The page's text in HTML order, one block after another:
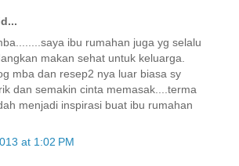
ibu rumahan juga yg selalu
makan sehat untuk keluarga.
mba dan resep2 nya luar biasa sy
dan semakin cinta memasak....terma
menjadi inspirasi buat ibu rumahan
at 1:02 PM